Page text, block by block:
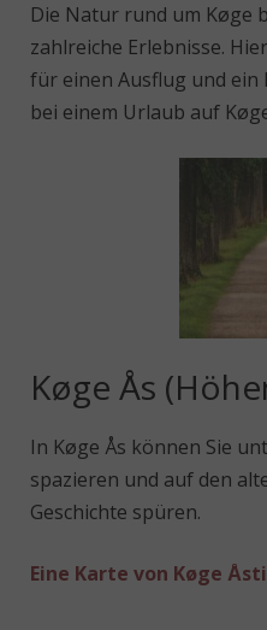
Die Natur rund um Køge
zahlreiche Erlebnisse.
für einen Ausflug und
bei einem Urlaub auf
Køge Ås
In Køge Ås können Sie
spazieren und auf den
Geschichte spüren.
Eine Karte von Køge